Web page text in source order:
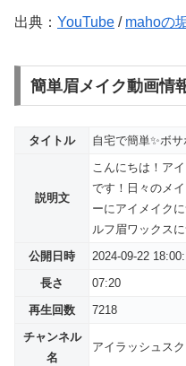
出典： YouTube / mahoの
簡単眉メイク動画情
タイトル 自宅で簡単✨ボ
説明文
こんにちは！ア
です！日々のメ
ーにアイメイク
ルフ眉ワックス
公開日時
2024-09-22
長さ
07:20
再生回数
7218
チャンネル
名
アイラッシュス